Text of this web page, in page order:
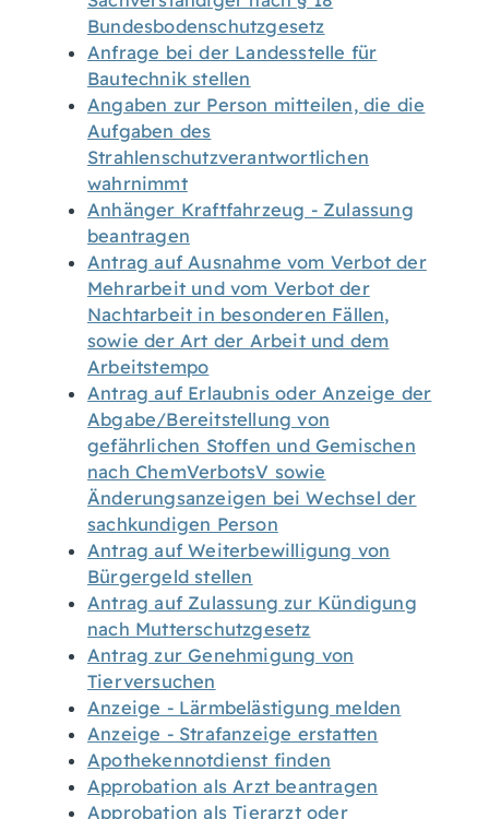
Bundesbodenschutzgesetz
Anfrage bei der Landesstelle für
Bautechnik stellen
Angaben zur Person mitteilen, die die
Aufgaben des
Strahlenschutzverantwortlichen
wahrnimmt
Anhänger Kraftfahrzeug - Zulassung
beantragen
Antrag auf Ausnahme vom Verbot der
Mehrarbeit und vom Verbot der
Nachtarbeit in besonderen Fällen,
sowie der Art der Arbeit und dem
Arbeitstempo
Antrag auf Erlaubnis oder Anzeige der
Abgabe/Bereitstellung von
gefährlichen Stoffen und Gemischen
nach ChemVerbotsV sowie
Änderungsanzeigen bei Wechsel der
sachkundigen Person
Antrag auf Weiterbewilligung von
Bürgergeld stellen
Antrag auf Zulassung zur Kündigung
nach Mutterschutzgesetz
Antrag zur Genehmigung von
Tierversuchen
Anzeige - Lärmbelästigung melden
Anzeige - Strafanzeige erstatten
Apothekennotdienst finden
Approbation als Arzt beantragen
Approbation als Tierarzt oder